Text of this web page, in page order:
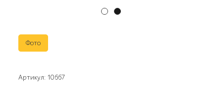
Фото
Артикул: 10667